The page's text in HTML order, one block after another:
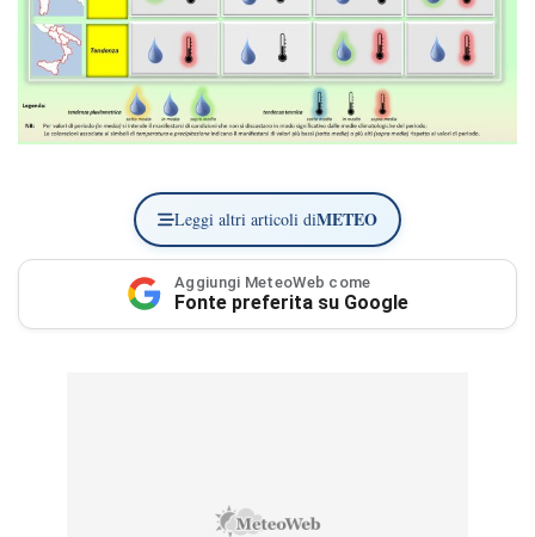
Leggi altri articoli diMETEO
Aggiungi MeteoWeb come
Fonte preferita su Google